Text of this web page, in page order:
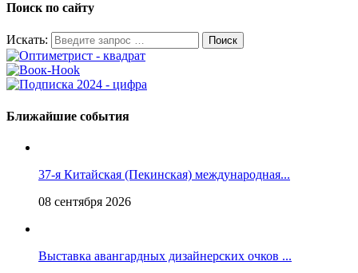
Поиск по сайту
Искать:
Ближайшие события
37-я Китайская (Пекинская) международная...
08 сентября 2026
Выставка авангардных дизайнерских очков ...